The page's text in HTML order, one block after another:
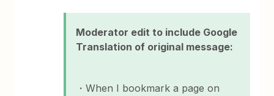
Moderator edit to include Google
Translation of original message:
・When I bookmark a page on